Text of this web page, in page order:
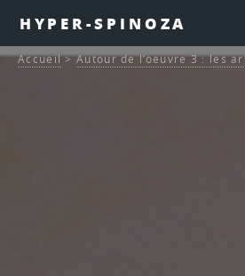
HYPER-SPINOZA
Accueil>Autour de l’oeuvre 3 : les